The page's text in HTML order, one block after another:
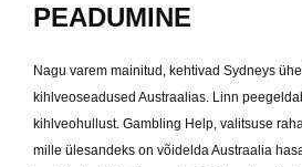
PEADUMINE
Nagu varem mainitud, kehtivad Sydneys
kihlveoseadused Austraalias. Linn
kihlveohullust. Gambling Help, valitsuse
mille ülesandeks on võidelda Austraalia